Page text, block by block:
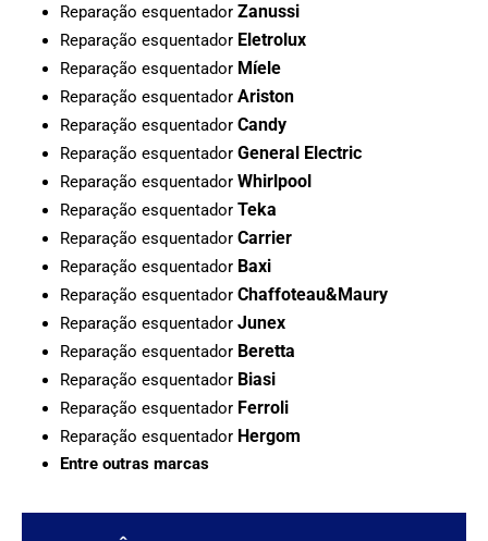
Reparação esquentador Zanussi
Reparação esquentador Eletrolux
Reparação esquentador Míele
Reparação esquentador Ariston
Reparação esquentador Candy
Reparação esquentador General Electric
Reparação esquentador Whirlpool
Reparação esquentador Teka
Reparação esquentador Carrier
Reparação esquentador Baxi
Reparação esquentador Chaffoteau&Maury
Reparação esquentador Junex
Reparação esquentador Beretta
Reparação esquentador Biasi
Reparação esquentador Ferroli
Reparação esquentador Hergom
Entre outras marcas